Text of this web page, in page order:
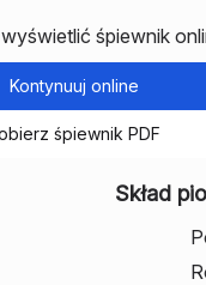
śpiewnik
Kontynuuj online
śpiewnik PDF
Skład